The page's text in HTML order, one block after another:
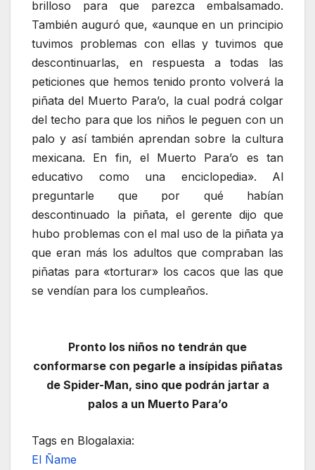
brilloso para que parezca embalsamado.
También auguró que, «aunque en un principio
tuvimos problemas con ellas y tuvimos que
descontinuarlas, en respuesta a todas las
peticiones que hemos tenido pronto volverá la
piñata del Muerto Para’o, la cual podrá colgar
del techo para que los niños le peguen con un
palo y así también aprendan sobre la cultura
mexicana. En fin, el Muerto Para’o es tan
educativo como una enciclopedia». Al
preguntarle que por qué habían
descontinuado la piñata, el gerente dijo que
hubo problemas con el mal uso de la piñata ya
que eran más los adultos que compraban las
piñatas para «torturar» los cacos que las que
se vendían para los cumpleaños.
Pronto los niños no tendrán que
conformarse con pegarle a insípidas piñatas
de Spider-Man, sino que podrán jartar a
palos a un Muerto Para’o
Tags en Blogalaxia:
El Ñame